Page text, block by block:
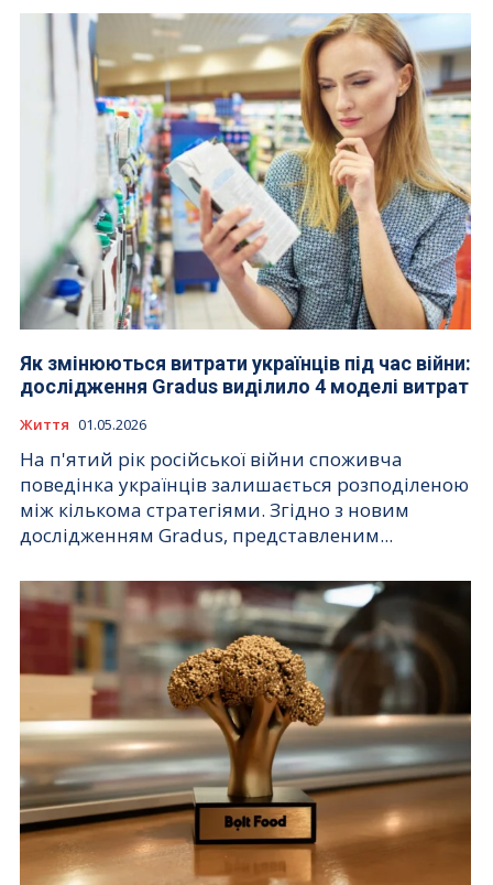
Як змінюються витрати українців під час війни:
дослідження Gradus виділило 4 моделі витрат
Життя 01.05.2026
На п'ятий рік російської війни споживча
поведінка українців залишається розподіленою
між кількома стратегіями. Згідно з новим
дослідженням Gradus, представленим...